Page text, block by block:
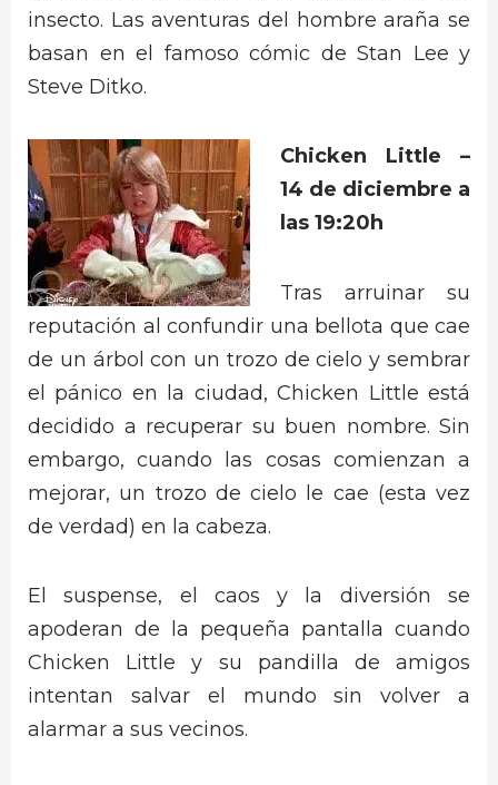
insecto. Las aventuras del hombre araña se
basan en el famoso cómic de Stan Lee y
Steve Ditko.
Chicken Little –
14 de diciembre a
las 19:20h
Tras arruinar su
reputación al confundir una bellota que cae
de un árbol con un trozo de cielo y sembrar
el pánico en la ciudad, Chicken Little está
decidido a recuperar su buen nombre. Sin
embargo, cuando las cosas comienzan a
mejorar, un trozo de cielo le cae (esta vez
de verdad) en la cabeza.
El suspense, el caos y la diversión se
apoderan de la pequeña pantalla cuando
Chicken Little y su pandilla de amigos
intentan salvar el mundo sin volver a
alarmar a sus vecinos.